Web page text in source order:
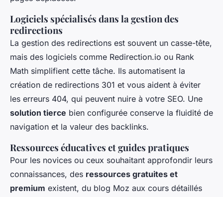
Logiciels spécialisés dans la gestion des
redirections
La gestion des redirections est souvent un casse-tête,
mais des logiciels comme Redirection.io ou Rank
Math simplifient cette tâche. Ils automatisent la
création de redirections 301 et vous aident à éviter
les erreurs 404, qui peuvent nuire à votre SEO. Une
solution tierce bien configurée conserve la fluidité de
navigation et la valeur des backlinks.
Ressources éducatives et guides pratiques
Pour les novices ou ceux souhaitant approfondir leurs
connaissances, des ressources gratuites et
premium existent, du blog Moz aux cours détaillés